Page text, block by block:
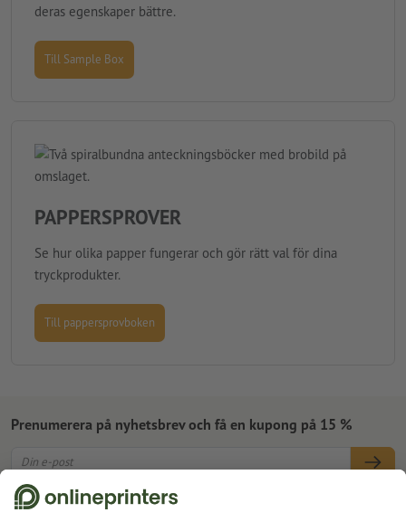
deras egenskaper bättre.
Till Sample Box
PAPPERSPROVER
Se hur olika papper fungerar och gör rätt val för dina
tryckprodukter.
Till pappersprovboken
Om oss
Prenumerera på nyhetsbrev och få en kupong på 15 %